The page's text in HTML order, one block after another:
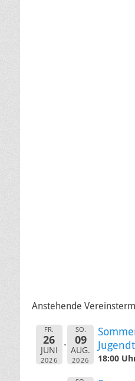
Anstehende
FR.
26
JUNI
2026
SO.
09
AUG.
2026 18:00